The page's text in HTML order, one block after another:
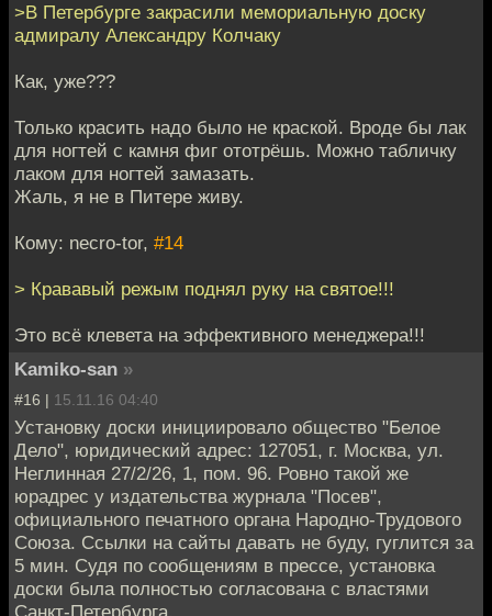
>В Петербурге закрасили мемориальную доску
адмиралу Александру Колчаку
Как, уже???
Только красить надо было не краской. Вроде бы лак
для ногтей с камня фиг ототрёшь. Можно табличку
лаком для ногтей замазать.
Жаль, я не в Питере живу.
Кому: necro-tor, #14
> Крававый режым поднял руку на святое!!!
Это всё клевета на эффективного менеджера!!!
Kamiko-san »
#16 | 15.11.16 04:40
Установку доски инициировало общество "Белое
Дело", юридический адрес: 127051, г. Москва, ул.
Неглинная 27/2/26, 1, пом. 96. Ровно такой же
юрадрес у издательства журнала "Посев",
официального печатного органа Народно-Трудового
Союза. Ссылки на сайты давать не буду, гуглится за
5 мин. Судя по сообщениям в прессе, установка
доски была полностью согласована с властями